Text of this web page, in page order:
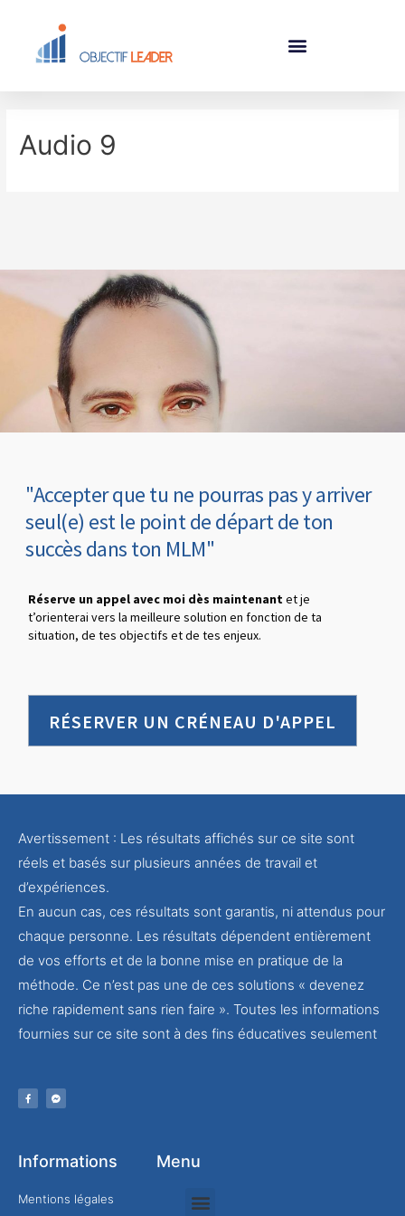
Audio 9
"Accepter que tu ne pourras pas y arriver
seul(e) est le point de départ de ton
succès dans ton MLM"
Réserve un appel avec moi dès maintenantet je
t’orienterai vers la meilleure solution en fonction de ta
situation, de tes objectifs et de tes enjeux.
RÉSERVER UN CRÉNEAU D'APPEL
Avertissement : Les résultats affichés sur ce site sont
réels et basés sur plusieurs années de travail et
d’expériences.
En aucun cas, ces résultats sont garantis, ni attendus pour
chaque personne. Les résultats dépendent entièrement
de vos efforts et de la bonne mise en pratique de la
méthode. Ce n’est pas une de ces solutions « devenez
riche rapidement sans rien faire ». Toutes les informations
fournies sur ce site sont à des fins éducatives seulement
Informations
Mentions légales
Menu